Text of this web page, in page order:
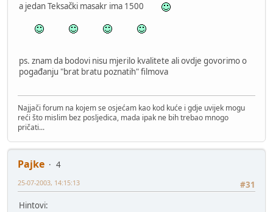
a jedan Teksački masakr ima 1500
ps. znam da bodovi nisu mjerilo kvalitete ali ovdje govorimo o
pogađanju "brat bratu poznatih" filmova
Najjači forum na kojem se osjećam kao kod kuće i gdje uvijek mogu
reći što mislim bez posljedica, mada ipak ne bih trebao mnogo
pričati...
Pajke
4
#31
25-07-2003, 14:15:13
Hintovi: